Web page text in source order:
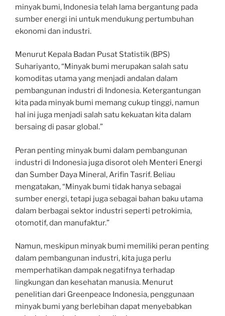
minyak bumi, Indonesia telah lama bergantung pada
sumber energi ini untuk mendukung pertumbuhan
ekonomi dan industri.
Menurut Kepala Badan Pusat Statistik (BPS)
Suhariyanto, “Minyak bumi merupakan salah satu
komoditas utama yang menjadi andalan dalam
pembangunan industri di Indonesia. Ketergantungan
kita pada minyak bumi memang cukup tinggi, namun
hal ini juga menjadi salah satu kekuatan kita dalam
bersaing di pasar global.”
Peran penting minyak bumi dalam pembangunan
industri di Indonesia juga disorot oleh Menteri Energi
dan Sumber Daya Mineral, Arifin Tasrif. Beliau
mengatakan, “Minyak bumi tidak hanya sebagai
sumber energi, tetapi juga sebagai bahan baku utama
dalam berbagai sektor industri seperti petrokimia,
otomotif, dan manufaktur.”
Namun, meskipun minyak bumi memiliki peran penting
dalam pembangunan industri, kita juga perlu
memperhatikan dampak negatifnya terhadap
lingkungan dan kesehatan manusia. Menurut
penelitian dari Greenpeace Indonesia, penggunaan
minyak bumi yang berlebihan dapat menyebabkan